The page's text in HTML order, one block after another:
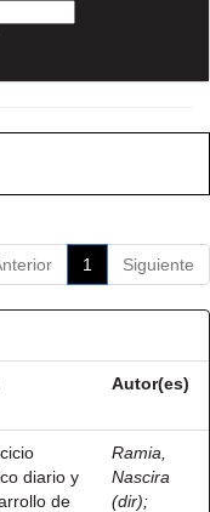
1 Siguiente
Autor(es)
diario y
de
Ramia,
Nascira
(dir);